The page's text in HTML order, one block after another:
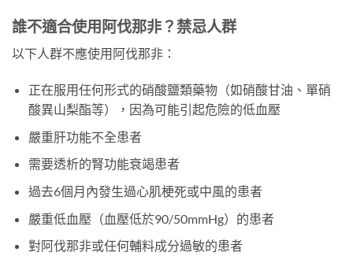
誰不適合使用阿伐那非？禁忌人群
以下人群不應使用阿伐那非：
正在服用任何形式的硝酸鹽類藥物（如硝酸甘油、單硝
酸異山梨酯等），因為可能引起危險的低血壓
嚴重肝功能不全患者
需要透析的腎功能衰竭患者
過去6個月內發生過心肌梗死或中風的患者
嚴重低血壓（血壓低於90/50mmHg）的患者
對阿伐那非或任何輔料成分過敏的患者